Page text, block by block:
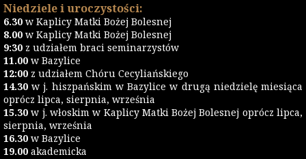
Niedziele i uroczystości:
6.30 w Kaplicy Matki Bożej Bolesnej
8.00 w Kaplicy Matki Bożej Bolesnej
9:30 z udziałem braci seminarzystów
11.00 w Bazylice
12:00 z udziałem Chóru Cecyliańskiego
14.30 w j. hiszpańskim w Bazylice w drugą niedzielę miesiąca
oprócz lipca, sierpnia, września
15.30 w j. włoskim w Kaplicy Matki Bożej Bolesnej oprócz lipca,
sierpnia, września
16.30 w Bazylice
19.00 akademicka